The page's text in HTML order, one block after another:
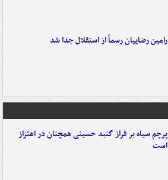
رامین رضاییان رسماً از استقلال جدا شد
پرچم سیاه بر فراز گنبد حسینی همچنان در اهتزاز
است